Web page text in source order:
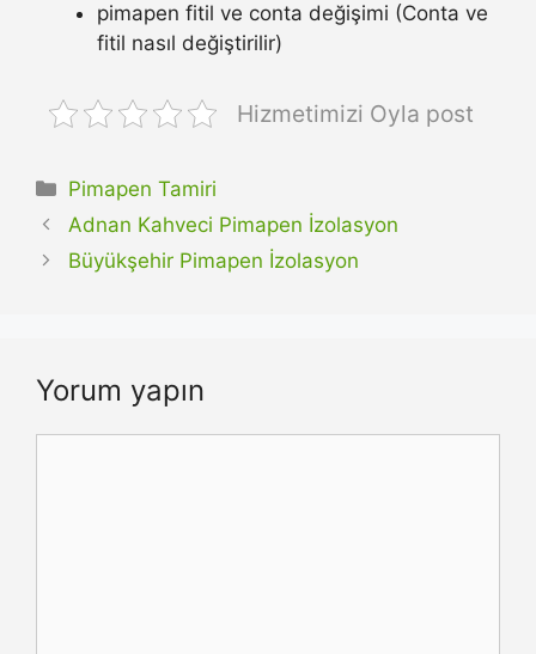
pimapen fitil ve conta değişimi (Conta ve
fitil nasıl değiştirilir)
Hizmetimizi Oyla post
Kategoriler
Pimapen Tamiri
Adnan Kahveci Pimapen İzolasyon
Büyükşehir Pimapen İzolasyon
Yorum yapın